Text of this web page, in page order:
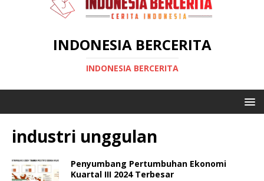
INDONESIA BERCERITA
INDONESIA BERCERITA
industri unggulan
Penyumbang Pertumbuhan Ekonomi
Kuartal III 2024 Terbesar